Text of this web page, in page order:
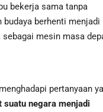
bekerja sama tanpa
berhenti menjadi
mesin masa
pertanyaan
suatu negara menjadi